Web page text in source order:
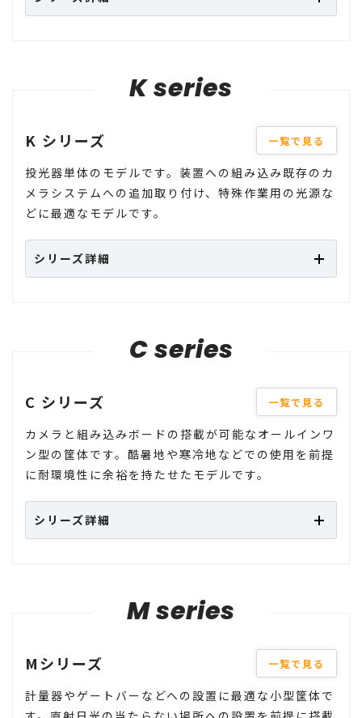
K series
K シリーズ 一覧で見る
投光器単体のモデルです。装置への組み込み既存のカ
メラシステムへの追加取り付け、特殊作業用の光源な
どに最適なモデルです。
シリーズ詳細
C series
C シリーズ 一覧で見る
カメラと組み込みボードの搭載が可能なオールインワ
ン型の筐体です。酷暑地や寒冷地などでの使用を前提
に耐環境性に余裕を持たせたモデルです。
シリーズ詳細
M series
Mシリーズ 一覧で見る
計量器やゲートバーなどへの設置に最適な小型筐体で